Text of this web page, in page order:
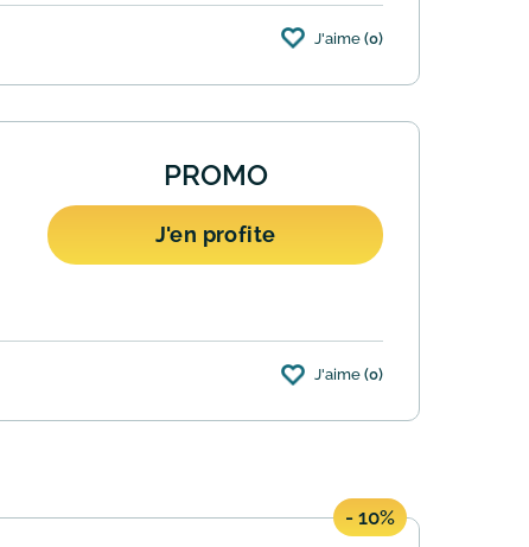
produits si jamais un article ou
J'aime (0)
PROMO
J'en profite
? Bonne nouvelle ! Le site vousJ'aime (0)
- 10%